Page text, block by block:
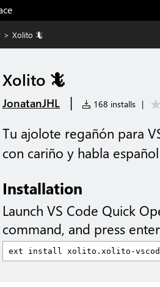
> Xolito 🦎
Xolito 🦎
JonatanJHL | 168 installs |
Tu ajolote regañón para
con cariño y habla
Installation
Launch VS Code Quick
command, and press